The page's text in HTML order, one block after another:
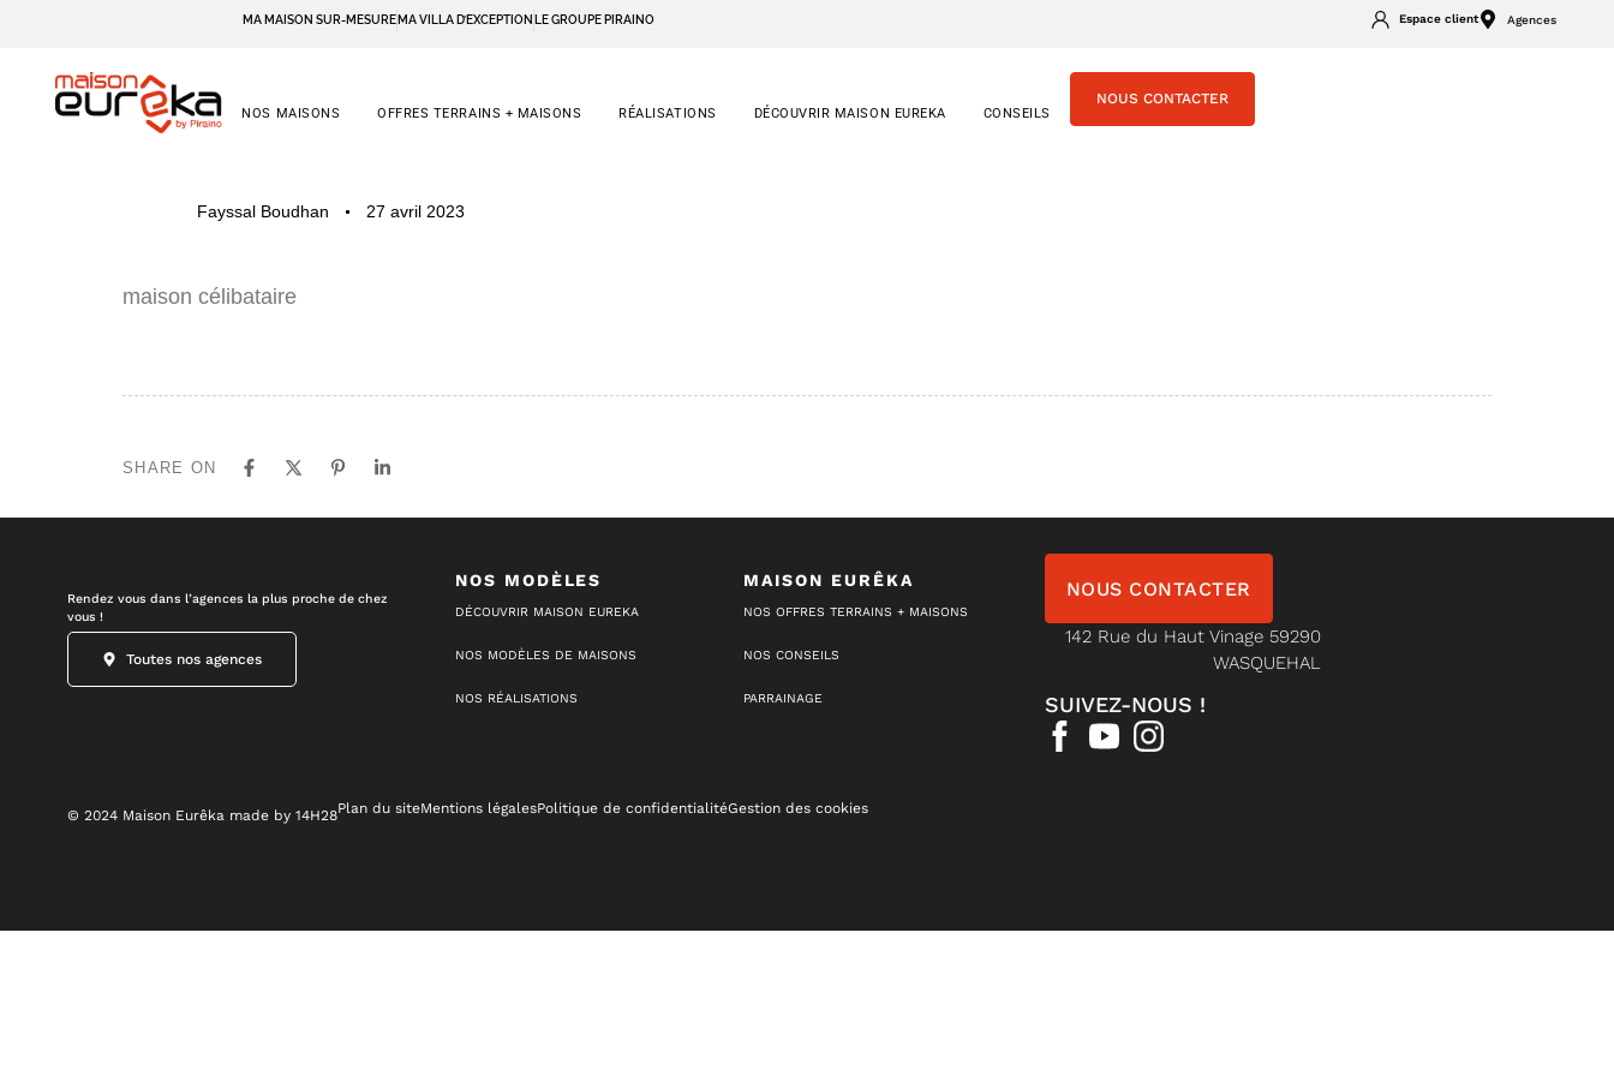
MA MAISON SUR-MESURE MA VILLA D’EXCEPTION LE GROUPE PIRAINO Espace client Agences
NOS MAISONS OFFRES TERRAINS + MAISONS RÉALISATIONS DÉCOUVRIR MAISON EUREKA CONSEILS
NOUS CONTACTER
Fayssal Boudhan
27 avril 2023
maison célibataire
SHARE ON
Rendez vous dans l’agences la plus proche de chez
vous !
Toutes nos agences
NOS MODÈLES
DÉCOUVRIR MAISON EUREKA
NOS MODÈLES DE MAISONS
NOS RÉALISATIONS
MAISON EURÊKA
NOS OFFRES TERRAINS + MAISONS
NOS CONSEILS
PARRAINAGE
NOUS CONTACTER
142 Rue du Haut Vinage 59290
WASQUEHAL
SUIVEZ-NOUS !
© 2024 Maison Eurêka made by 14H28Plan du siteMentions légalesPolitique de confidentialitéGestion des cookies